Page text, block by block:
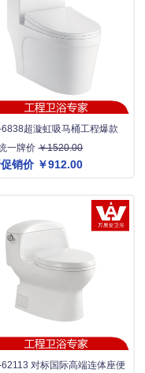
6838超漩虹吸马桶工程爆款
一牌价￥1520.00
销价 ￥912.00
62113 对标国际高端连体座便